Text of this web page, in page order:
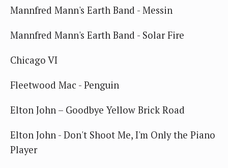
Mannfred Mann's Earth Band - Messin
Mannfred Mann's Earth Band - Solar Fire
Chicago VI
Fleetwood Mac - Penguin
Elton John – Goodbye Yellow Brick Road
Elton John - Don't Shoot Me, I'm Only the Piano
Player